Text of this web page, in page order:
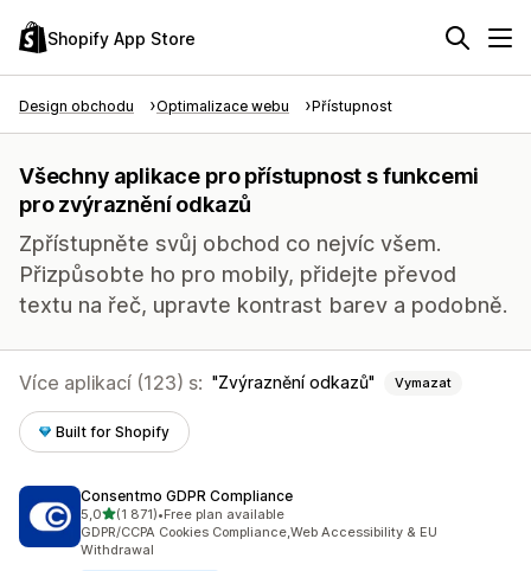
Shopify App Store
Design obchodu Optimalizace webu Přístupnost
Všechny aplikace pro přístupnost s funkcemi
pro zvýraznění odkazů
Zpřístupněte svůj obchod co nejvíc všem.
Přizpůsobte ho pro mobily, přidejte převod
textu na řeč, upravte kontrast barev a podobně.
Více aplikací (123) s: Zvýraznění odkazů Vymazat
Built for Shopify
Consentmo GDPR Compliance
5,0z 5 hvězd
(1 871)
Celkový počet recenzí: 1871
•Free plan available
GDPR/CCPA Cookies Compliance,Web Accessibility & EU
Withdrawal